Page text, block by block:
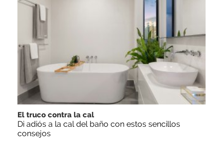
El truco contra la cal
Di adiós a la cal del baño con estos sencillos
consejos